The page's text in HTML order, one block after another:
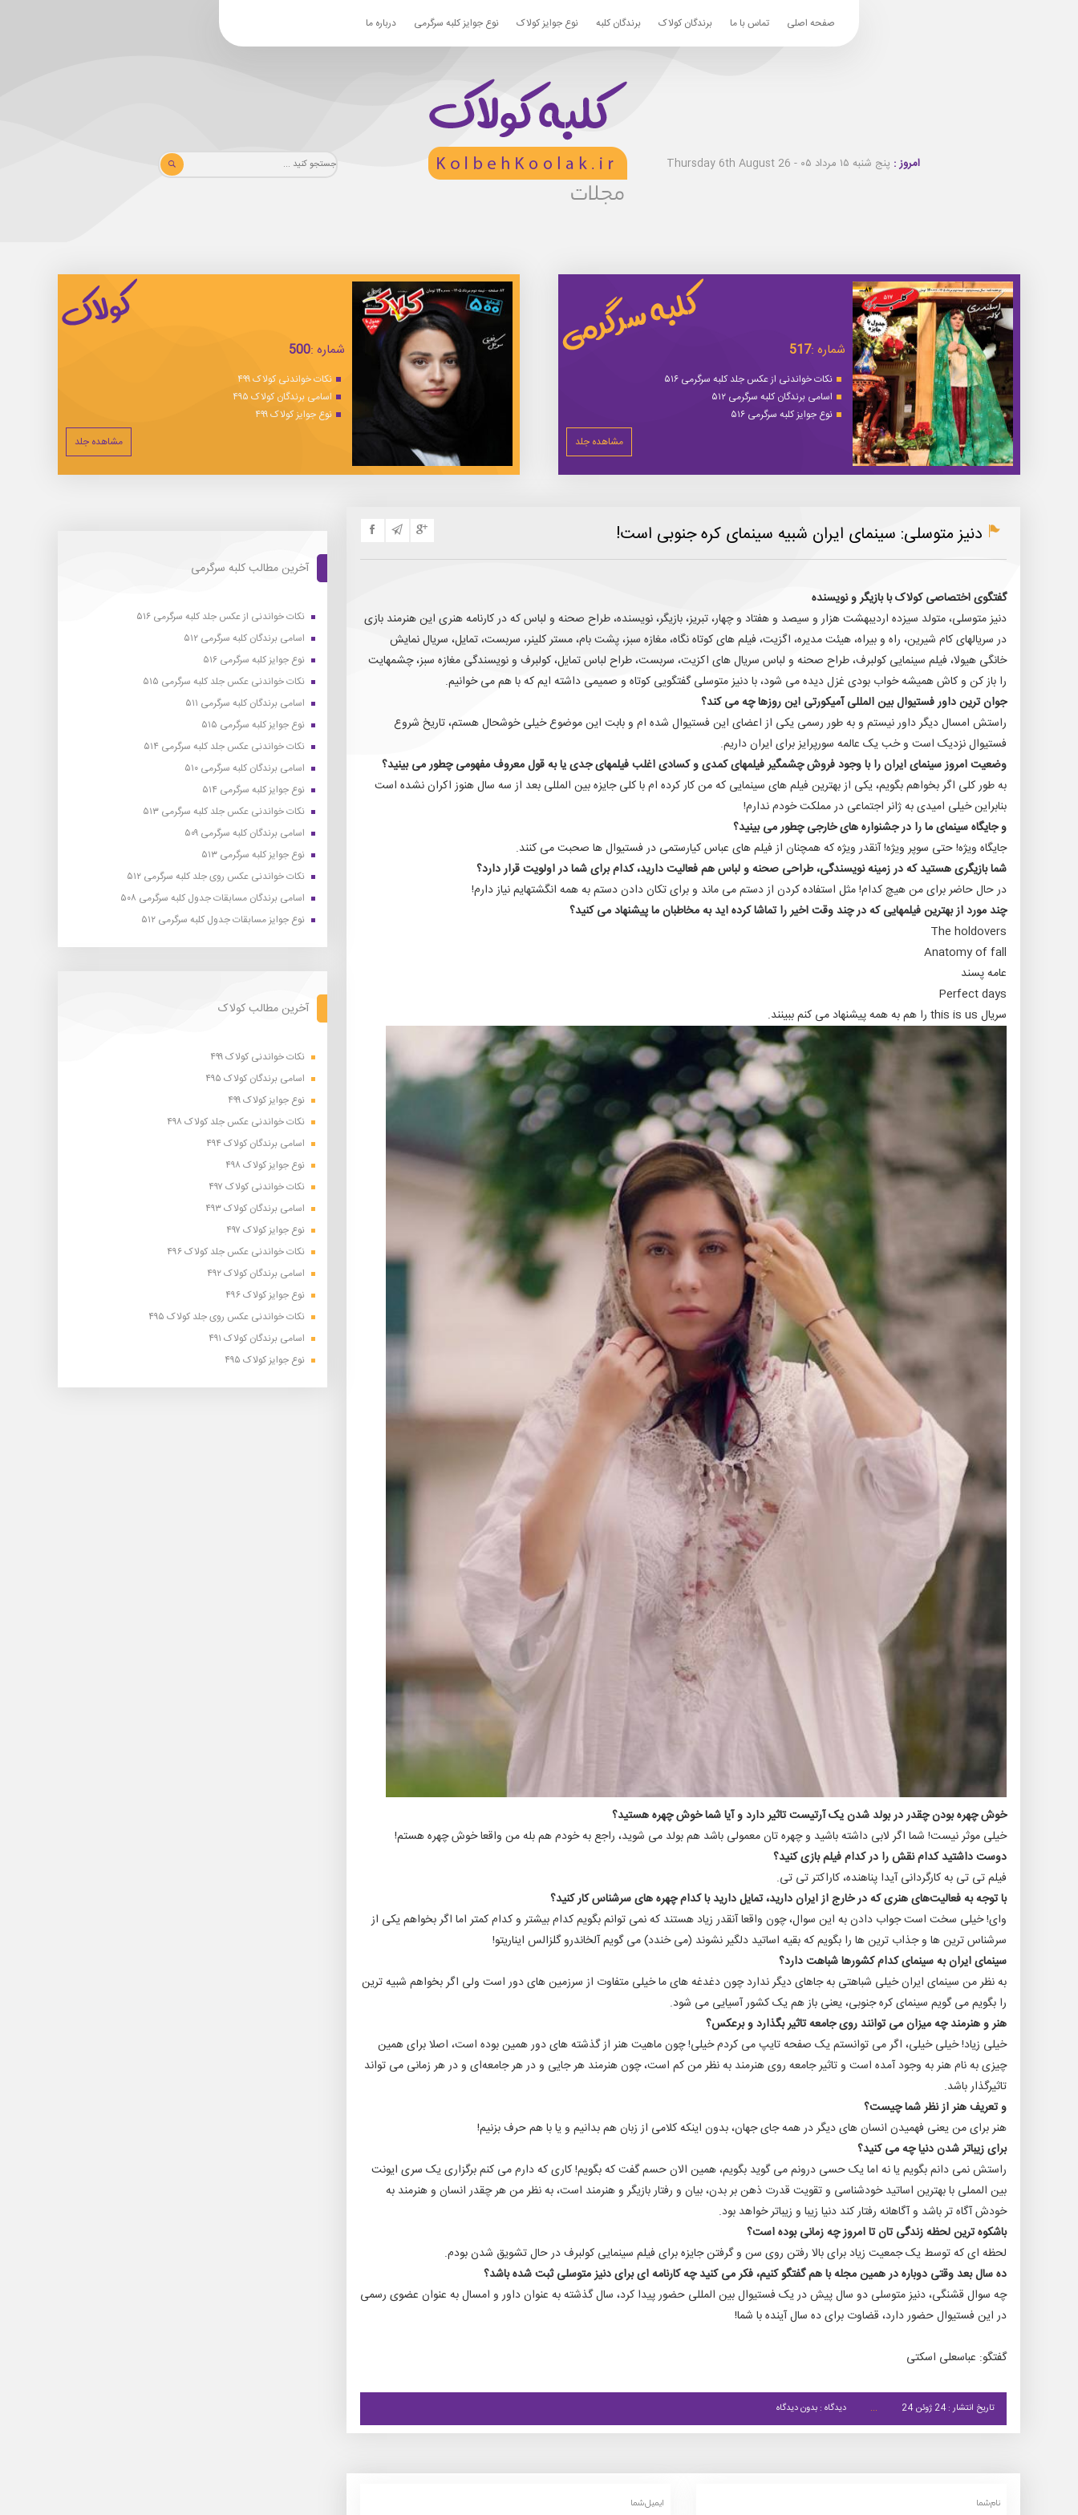
صفحه اصلی تماس با ما برندگان کولاک برندگان کلبه نوع جوایز کولاک نوع جوایز کلبه سرگرمی درباره ما
امروز : پنج شنبه ۱۵ مرداد ۰۵ - Thursday 6th August 26
شماره :517
نکات خواندنی از عکس جلد کلبه سرگرمی ۵۱۶
اسامی برندگان کلبه سرگرمی ۵۱۲
نوع جوایز کلبه سرگرمی ۵۱۶
مشاهده جلد
شماره :500
نکات خواندنی کولاک ۴۹۹
اسامی برندگان کولاک ۴۹۵
نوع جوایز کولاک ۴۹۹
مشاهده جلد
دنیز متوسلی: سینمای ایران شبیه سینمای کره جنوبی است!
گفتگوی اختصاصی کولاک با بازیگر و نویسنده
دنیز متوسلی، متولد سیزده اردیبهشت هزار و سیصد و هفتاد و چهار، تبریز، بازیگر، نویسنده، طراح صحنه و لباس که در کارنامه هنری این هنرمند بازی
در سریالهای کام شیرین، راه و بیراه، هیئت مدیره، اگزیت، فیلم های کوتاه نگاه، مغازه‌ سبز، پشت بام، مستر کلینر، سربست، تمایل، سریال نمایش
خانگی هیولا، فیلم سینمایی کولبرف، طراح صحنه و لباس سریال های اکزیت، سربست، طراح لباس تمایل، کولبرف و نویسندگی مغازه سبز، چشمهایت
را باز کن و کاش همیشه خواب بودی غزل دیده می شود، با دنیز متوسلی گفتگویی کوتاه و صمیمی داشته ایم که با هم می خوانیم.
جوان ترین داور فستیوال بین المللی آمیکورتی این روزها چه می کند؟
راستش امسال دیگر داور نیستم و به طور رسمی یکی از اعضای این فستیوال شده ام و بابت این موضوع خیلی خوشحال هستم، تاریخ شروع
فستیوال نزدیک است و خب یک عالمه سورپرایز برای ایران داریم.
وضعیت امروز سینمای ایران را با وجود فروش چشمگیر فیلمهای کمدی و کسادی اغلب فیلمهای جدی یا به قول معروف مفهومی چطور می بینید؟
به طور کلی اگر بخواهم بگویم، یکی از بهترین فیلم های سینمایی که من کار کرده ام با کلی جایزه‌ بین المللی بعد از سه سال هنوز اکران نشده است
بنابراین خیلی امیدی به ژانر اجتماعی در مملکت خودم ندارم!
و جایگاه سینمای ما را در جشنواره های خارجی چطور می بینید؟
جایگاه ویژه! حتی سوپر ویژه! آنقدر ویژه که همچنان از فیلم های عباس کیارستمی در فستیوال ها صحبت می کنند.
شما بازیگری هستید که در زمینه نویسندگی، طراحی صحنه و لباس هم فعالیت دارید، کدام برای شما در اولویت قرار دارد؟
در حال حاضر برای من هیچ کدام! مثل استفاده کردن از دستم می ماند و برای تکان دادن دستم به همه‌ انگشتهایم نیاز دارم!
چند مورد از بهترین فیلمهایی که در چند وقت اخیر را تماشا کرده اید به مخاطبان ما پیشنهاد می کنید؟
The holdovers
Anatomy of fall
عامه پسند
Perfect days
سریال this is us را هم به همه پیشنهاد می کنم ببینند.
خوش چهره بودن چقدر در بولد شدن یک آرتیست تاثیر دارد و آیا شما خوش چهره هستید؟
خیلی موثر نیست! شما اگر لابی داشته باشید و چهره تان معمولی باشد هم بولد می‌ شوید، راجع به خودم هم بله من واقعا خوش چهره هستم!
دوست داشتید کدام نقش را در کدام فیلم بازی کنید؟
فیلم تی تی به کارگردانی آیدا پناهنده، کاراکتر تی تی.
با توجه به فعالیت‌های هنری که در خارج از ایران دارید، تمایل دارید با کدام چهره های سرشناس کار کنید؟
وای! خیلی سخت است جواب دادن به این سوال، چون واقعا آنقدر زیاد هستند که نمی توانم بگویم کدام بیشتر و کدام کمتر اما اگر بخواهم یکی از
سرشناس ترین ها و جذاب ترین ها را بگویم که بقیه‌ اساتید دلگیر نشوند (می خندد) می گویم آلخاندرو گلزالس ایناریتو!
سینمای ایران به سینمای کدام کشورها شباهت دارد؟
به نظر من سینمای ایران خیلی شباهتی به جاهای دیگر ندارد چون دغدغه های ما خیلی متفاوت از سرزمین های دور است ولی اگر بخواهم شبیه ترین
را بگویم می گویم سینمای کره جنوبی، یعنی باز هم یک کشور آسیایی می شود.
هنر و هنرمند چه میزان می توانند روی جامعه تاثیر بگذارد و برعکس؟
خیلی زیاد! خیلی خیلی، اگر می توانستم یک صفحه تایپ می کردم خیلی! چون ماهیت هنر از گذشته های دور همین بوده است، اصلا برای همین
چیزی به نام هنر به وجود آمده است و تاثیر جامعه روی هنرمند به نظر من کم است، چون هنرمند هر جایی و در هر جامعه‌ای و در هر زمانی می تواند
تاثیرگذار باشد.
و تعریف هنر از نظر شما چیست؟
هنر برای من یعنی فهمیدن انسان های دیگر در همه جای جهان، بدون اینکه کلامی از زبان هم بدانیم و یا با هم حرف بزنیم!
برای زیباتر شدن دنیا چه می کنید؟
راستش نمی دانم بگویم یا نه اما یک حسی درونم می گوید بگویم، همین الان حسم گفت که بگویم! کاری که دارم می کنم برگزاری یک سری ایونت
بین المملی با بهترین اساتید خودشناسی و تقویت قدرت ذهن بر بدن، بیان و رفتار بازیگر و هنرمند است، به نظر من هر چقدر انسان و هنرمند به
خودش آگاه تر باشد و آگاهانه رفتار کند دنیا زیبا و زیباتر خواهد بود.
باشکوه ترین لحظه زندگی تان تا امروز چه زمانی بوده است؟
لحظه ای که توسط یک جمعیت زیاد برای بالا رفتن روی سن و گرفتن جایزه برای فیلم سینمایی کولبرف در حال تشویق شدن بودم.
ده سال بعد وقتی دوباره در همین مجله با هم گفتگو کنیم، فکر می‌ کنید چه کارنامه ای برای دنیز متوسلی ثبت شده باشد؟
چه سوال قشنگی، دنیز متوسلی دو سال پیش در یک فستیوال بین المللی حضور پیدا کرد، سال گذشته به عنوان داور و امسال به عنوان عضوی رسمی
در این فستیوال حضور دارد، قضاوت برای ده سال آینده با شما!
گفتگو: عباسعلی اسکتی
تاریخ انتشار : 24 ژوئن 24 دیدگاه : بدون دیدگاه
آخرین مطالب کلبه سرگرمی
نکات خواندنی از عکس جلد کلبه سرگرمی ۵۱۶
اسامی برندگان کلبه سرگرمی ۵۱۲
نوع جوایز کلبه سرگرمی ۵۱۶
نکات خواندنی عکس جلد کلبه سرگرمی ۵۱۵
اسامی برندگان کلبه سرگرمی ۵۱۱
نوع جوایز کلبه سرگرمی ۵۱۵
نکات خواندنی عکس جلد کلبه سرگرمی ۵۱۴
اسامی برندگان کلبه سرگرمی ۵۱۰
نوع جوایز کلبه سرگرمی ۵۱۴
نکات خواندنی عکس جلد کلبه سرگرمی ۵۱۳
اسامی برندگان کلبه سرگرمی ۵۰۹
نوع جوایز کلبه سرگرمی ۵۱۳
نکات خواندنی عکس روی جلد کلبه سرگرمی ۵۱۲
اسامی برندگان مسابقات جدول کلبه سرگرمی ۵۰۸
نوع جوایز مسابقات جدول کلبه سرگرمی ۵۱۲
آخرین مطالب کولاک
نکات خواندنی کولاک ۴۹۹
اسامی برندگان کولاک ۴۹۵
نوع جوایز کولاک ۴۹۹
نکات خواندنی عکس جلد کولاک ۴۹۸
اسامی برندگان کولاک ۴۹۴
نوع جوایز کولاک ۴۹۸
نکات خواندنی کولاک ۴۹۷
اسامی برندگان کولاک ۴۹۳
نوع جوایز کولاک ۴۹۷
نکات خواندنی عکس جلد کولاک ۴۹۶
اسامی برندگان کولاک ۴۹۲
نوع جوایز کولاک ۴۹۶
نکات خواندنی عکس روی جلد کولاک ۴۹۵
اسامی برندگان کولاک ۴۹۱
نوع جوایز کولاک ۴۹۵